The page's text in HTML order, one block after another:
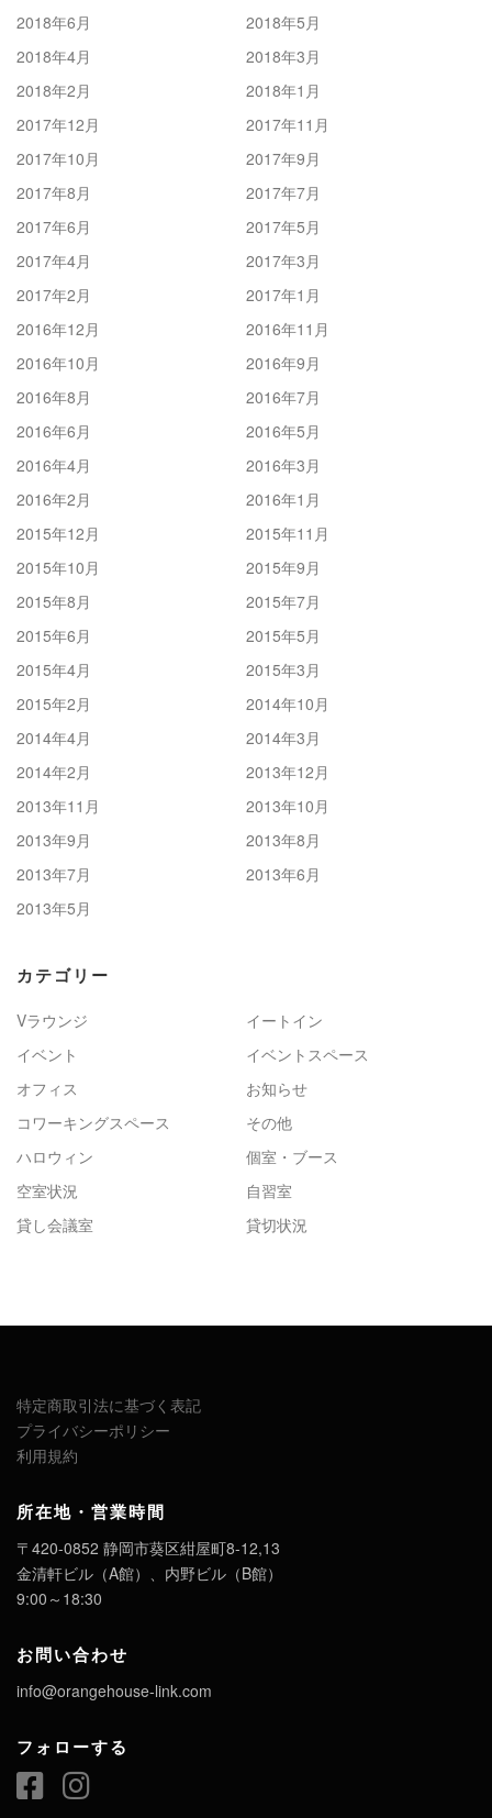
2018年6月
2018年5月
2018年4月
2018年3月
2018年2月
2018年1月
2017年12月
2017年11月
2017年10月
2017年9月
2017年8月
2017年7月
2017年6月
2017年5月
2017年4月
2017年3月
2017年2月
2017年1月
2016年12月
2016年11月
2016年10月
2016年9月
2016年8月
2016年7月
2016年6月
2016年5月
2016年4月
2016年3月
2016年2月
2016年1月
2015年12月
2015年11月
2015年10月
2015年9月
2015年8月
2015年7月
2015年6月
2015年5月
2015年4月
2015年3月
2015年2月
2014年10月
2014年4月
2014年3月
2014年2月
2013年12月
2013年11月
2013年10月
2013年9月
2013年8月
2013年7月
2013年6月
2013年5月
カテゴリー
Vラウンジ
イートイン
イベント
イベントスペース
オフィス
お知らせ
コワーキングスペース
その他
ハロウィン
個室・ブース
空室状況
自習室
貸し会議室
貸切状況
特定商取引法に基づく表記
プライバシーポリシー
利用規約
所在地・営業時間
〒420-0852 静岡市葵区紺屋町8-12,13
金清軒ビル（A館）、内野ビル（B館）
9:00～18:30
お問い合わせ
info@orangehouse-link.com
フォローする